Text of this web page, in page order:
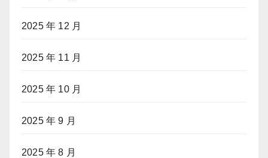
2025 年 12 月
2025 年 11 月
2025 年 10 月
2025 年 9 月
2025 年 8 月